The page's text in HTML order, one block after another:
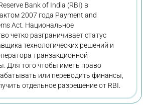
Bank of India (RBI) в
2007 года Payment and
Act. Национальное
четко разграничивает статус
технологических решений и
транзакционной
Для того чтобы иметь право
или переводить финансы,
отдельное разрешение от RBI.